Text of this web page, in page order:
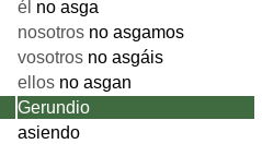
él no asga
nosotros no asgamos
vosotros no asgáis
ellos no asgan
Gerundio
asiendo